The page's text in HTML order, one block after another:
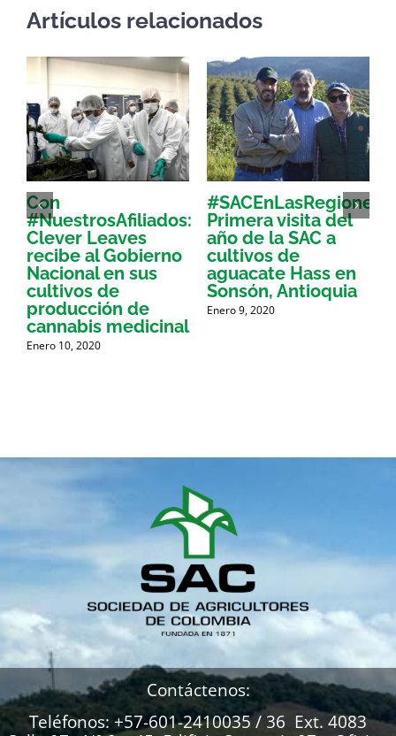
Artículos relacionados
Con
#NuestrosAfiliados:
Clever Leaves
recibe al Gobierno
Nacional en sus
cultivos de
producción de
cannabis medicinal
Enero 10, 2020
#SACEnLasRegiones:
Primera visita del
año de la SAC a
cultivos de
aguacate Hass en
Sonsón, Antioquia
Enero 9, 2020
Contáctenos:
Teléfonos: +57-601-2410035 / 36 Ext. 4083